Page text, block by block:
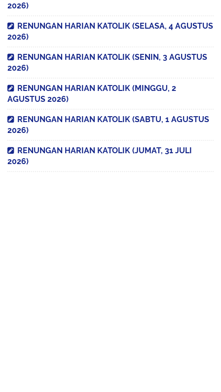
2026)
RENUNGAN HARIAN KATOLIK (SELASA, 4 AGUSTUS
2026)
RENUNGAN HARIAN KATOLIK (SENIN, 3 AGUSTUS
2026)
RENUNGAN HARIAN KATOLIK (MINGGU, 2
AGUSTUS 2026)
RENUNGAN HARIAN KATOLIK (SABTU, 1 AGUSTUS
2026)
RENUNGAN HARIAN KATOLIK (JUMAT, 31 JULI
2026)